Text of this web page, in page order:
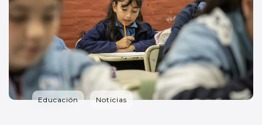
Educación Noticias